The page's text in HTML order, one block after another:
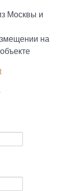
Москвы и
на